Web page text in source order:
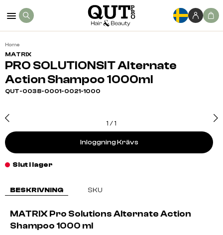
Home
MATRIX
PRO SOLUTIONSIT Alternate
Action Shampoo 1000ml
QUT-0038-0001-0021-1000
1 /1
Inloggning Krävs
Slut i lager
BESKRIVNING SKU
MATRIX Pro Solutions Alternate Action
Shampoo 1000 ml